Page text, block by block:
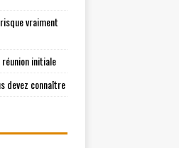
vraiment
initiale
devez connaître